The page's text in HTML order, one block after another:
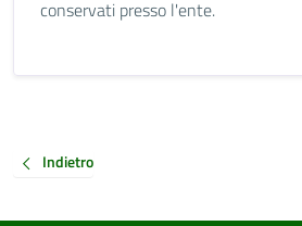
conservati presso l'ente.
Indietro